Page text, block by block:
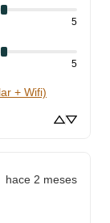
5
5
+ Wifi)
hace 2 meses